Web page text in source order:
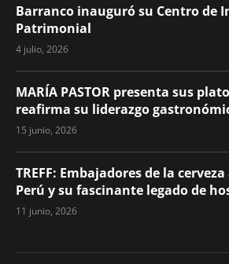
Barranco inauguró su Centro de
Patrimonial
4 julio, 2026
MARÍA PASTOR presenta sus
reafirma su liderazgo
15 junio, 2026
TREFF: Embajadores de la
Perú y su fascinante legado de
11 junio, 2026